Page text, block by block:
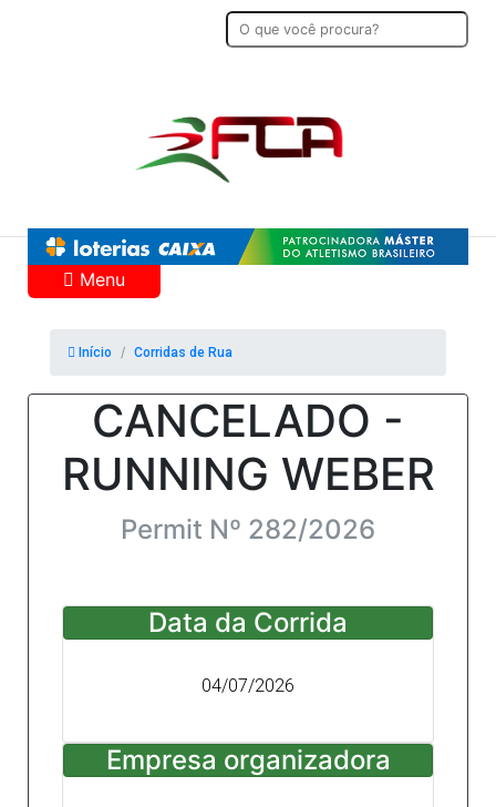
Menu
Início Corridas de Rua
CANCELADO -
RUNNING WEBER
Permit Nº 282/2026
Data da Corrida
04/07/2026
Empresa organizadora